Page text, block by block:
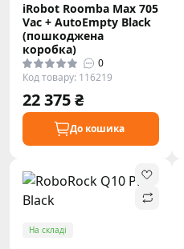
iRobot Roomba Max 705
Vac + AutoEmpty Black
(пошкоджена
коробка)
0
Код товару: 116219
22 375 ₴
До кошика
На складі